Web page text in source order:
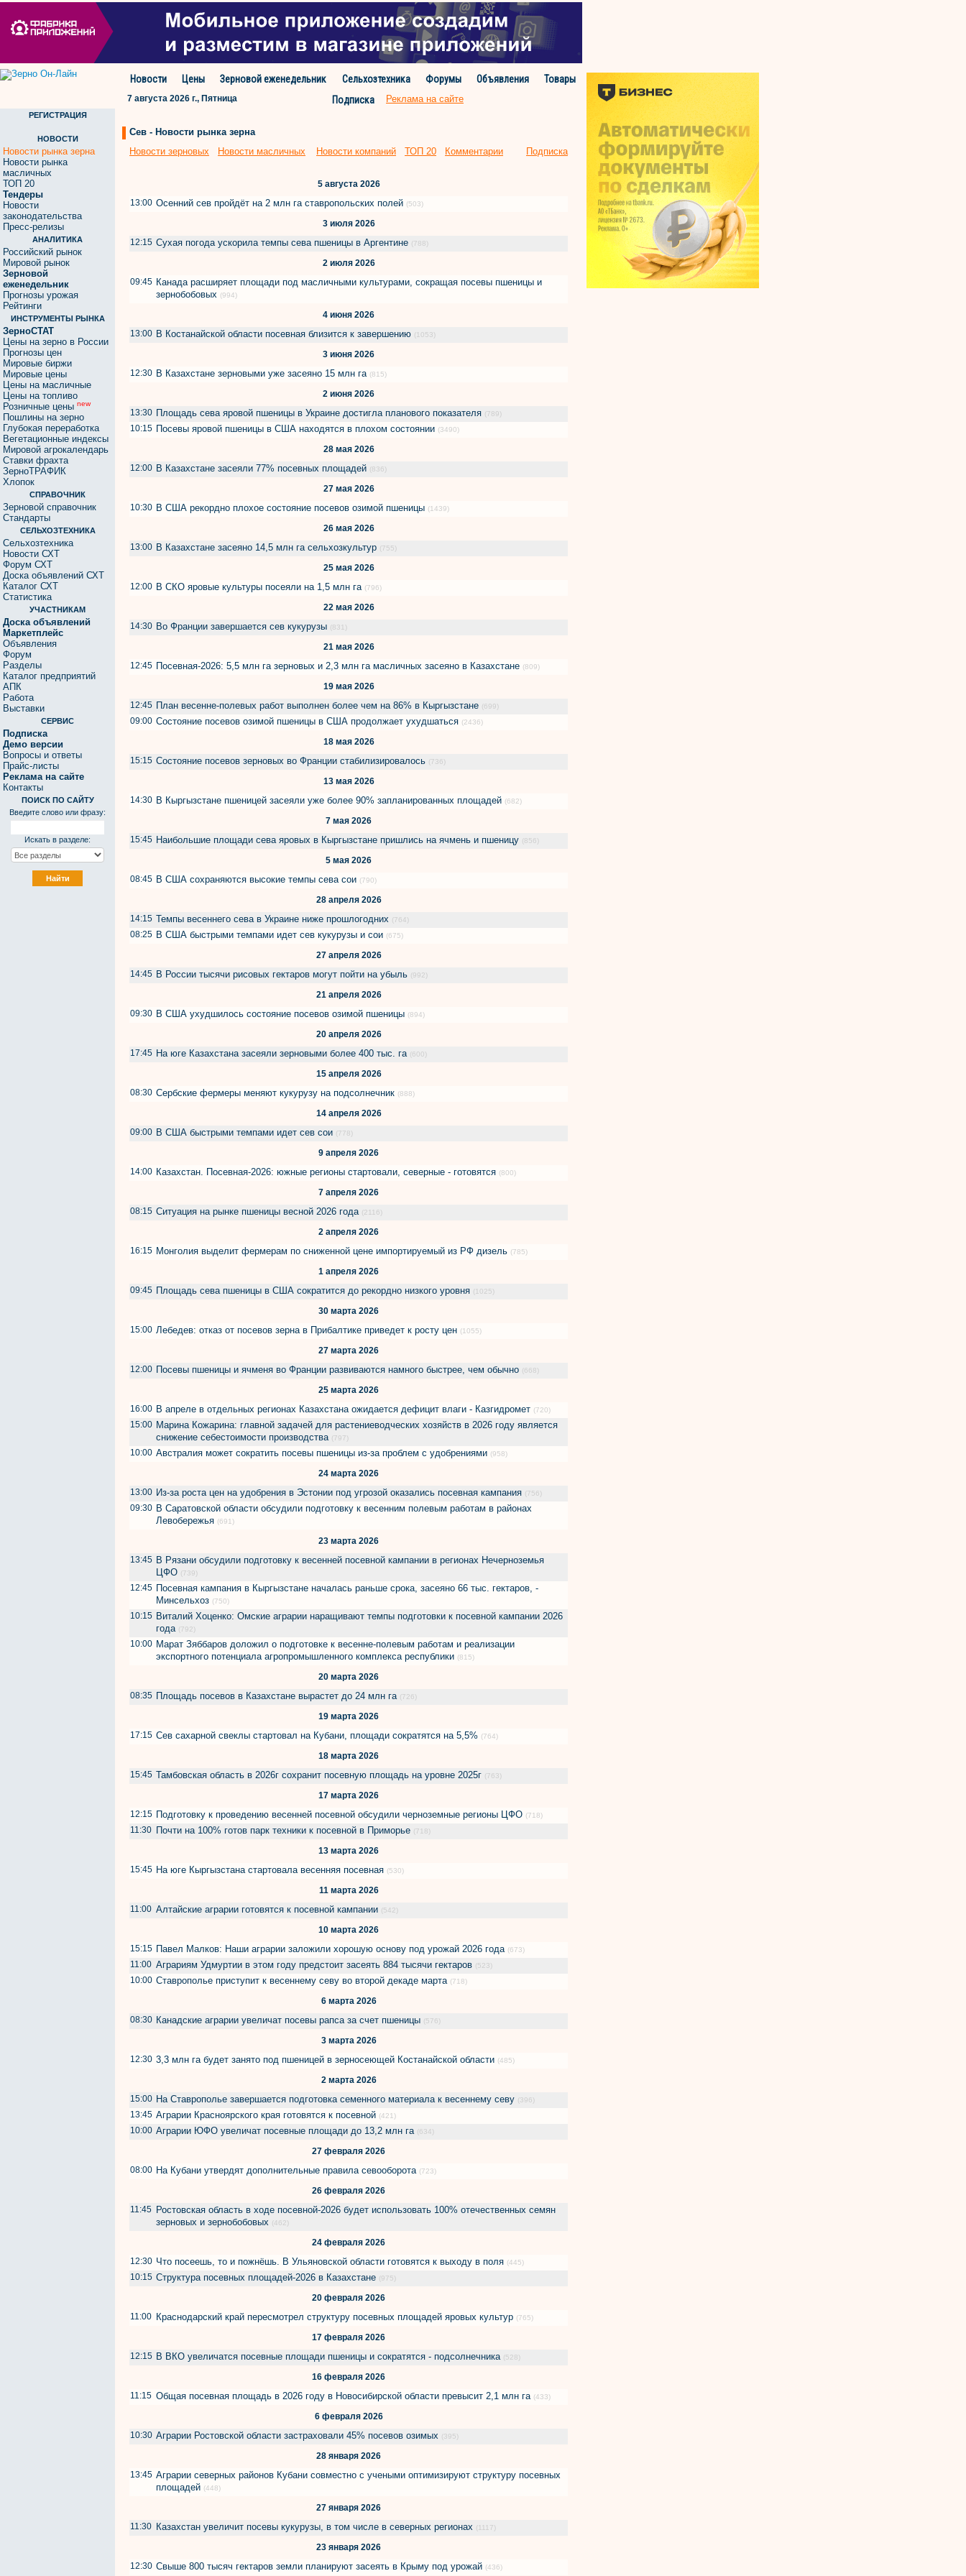
Новости Цены Зерновой еженедельник Сельхозтехника Форумы Объявления
Товары
Подписка
7 августа 2026 г., Пятница Реклама на сайте
РЕГИСТРАЦИЯ
НОВОСТИ
Новости рынка зерна
Новости рынка
масличных
ТОП 20
Тендеры
Новости
законодательства
Пресс-релизы
АНАЛИТИКА
Российский рынок
Мировой рынок
Зерновой
еженедельник
Прогнозы урожая
Рейтинги
ИНСТРУМЕНТЫ РЫНКА
ЗерноСТАТ
Цены на зерно в России
Прогнозы цен
Мировые биржи
Мировые цены
Цены на масличные
Цены на топливо
Розничные цены new
Пошлины на зерно
Глубокая переработка
Вегетационные индексы
Мировой агрокалендарь
Ставки фрахта
ЗерноТРАФИК
Хлопок
СПРАВОЧНИК
Зерновой справочник
Стандарты
СЕЛЬХОЗТЕХНИКА
Сельхозтехника
Новости СХТ
Форум СХТ
Доска объявлений СХТ
Каталог СХТ
Статистика
УЧАСТНИКАМ
Доска объявлений
Маркетплейс
Объявления
Форум
Разделы
Каталог предприятий
АПК
Работа
Выставки
СЕРВИС
Подписка
Демо версии
Вопросы и ответы
Прайс-листы
Реклама на сайте
Контакты
ПОИСК ПО САЙТУ
Введите слово или фразу:
Искать в разделе:
Сев - Новости рынка зерна
Новости зерновых
Новости масличных Новости компаний ТОП 20 Комментарии Подписка
5 августа 2026
13:00 Осенний сев пройдёт на 2 млн га ставропольских полей (503)
3 июля 2026
12:15 Сухая погода ускорила темпы сева пшеницы в Аргентине (788)
2 июля 2026
09:45 Канада расширяет площади под масличными культурами, сокращая посевы пшеницы и
зернобобовых (994)
4 июня 2026
13:00 В Костанайской области посевная близится к завершению (1053)
3 июня 2026
12:30 В Казахстане зерновыми уже засеяно 15 млн га (815)
2 июня 2026
13:30 Площадь сева яровой пшеницы в Украине достигла планового показателя (789)
10:15 Посевы яровой пшеницы в США находятся в плохом состоянии (3490)
28 мая 2026
12:00 В Казахстане засеяли 77% посевных площадей (836)
27 мая 2026
10:30 В США рекордно плохое состояние посевов озимой пшеницы (1439)
26 мая 2026
13:00 В Казахстане засеяно 14,5 млн га сельхозкультур (755)
25 мая 2026
12:00 В СКО яровые культуры посеяли на 1,5 млн га (796)
22 мая 2026
14:30 Во Франции завершается сев кукурузы (831)
21 мая 2026
12:45 Посевная-2026: 5,5 млн га зерновых и 2,3 млн га масличных засеяно в Казахстане (809)
19 мая 2026
12:45 План весенне-полевых работ выполнен более чем на 86% в Кыргызстане (699)
09:00 Состояние посевов озимой пшеницы в США продолжает ухудшаться (2436)
18 мая 2026
15:15 Состояние посевов зерновых во Франции стабилизировалось (736)
13 мая 2026
14:30 В Кыргызстане пшеницей засеяли уже более 90% запланированных площадей (682)
7 мая 2026
15:45 Наибольшие площади сева яровых в Кыргызстане пришлись на ячмень и пшеницу (856)
5 мая 2026
08:45 В США сохраняются высокие темпы сева сои (790)
28 апреля 2026
14:15 Темпы весеннего сева в Украине ниже прошлогодних (764)
08:25 В США быстрыми темпами идет сев кукурузы и сои (675)
27 апреля 2026
14:45 В России тысячи рисовых гектаров могут пойти на убыль (992)
21 апреля 2026
09:30 В США ухудшилось состояние посевов озимой пшеницы (894)
20 апреля 2026
17:45 На юге Казахстана засеяли зерновыми более 400 тыс. га (600)
15 апреля 2026
08:30 Сербские фермеры меняют кукурузу на подсолнечник (888)
14 апреля 2026
09:00 В США быстрыми темпами идет сев сои (778)
9 апреля 2026
14:00 Казахстан. Посевная-2026: южные регионы стартовали, северные - готовятся (800)
7 апреля 2026
08:15 Ситуация на рынке пшеницы весной 2026 года (2116)
2 апреля 2026
16:15 Монголия выделит фермерам по сниженной цене импортируемый из РФ дизель (785)
1 апреля 2026
09:45 Площадь сева пшеницы в США сократится до рекордно низкого уровня (1025)
30 марта 2026
15:00 Лебедев: отказ от посевов зерна в Прибалтике приведет к росту цен (1055)
27 марта 2026
12:00 Посевы пшеницы и ячменя во Франции развиваются намного быстрее, чем обычно (668)
25 марта 2026
16:00 В апреле в отдельных регионах Казахстана ожидается дефицит влаги - Казгидромет (720)
15:00 Марина Кожарина: главной задачей для растениеводческих хозяйств в 2026 году является
снижение себестоимости производства (797)
10:00 Австралия может сократить посевы пшеницы из-за проблем с удобрениями (958)
24 марта 2026
13:00 Из-за роста цен на удобрения в Эстонии под угрозой оказались посевная кампания (756)
09:30 В Саратовской области обсудили подготовку к весенним полевым работам в районах
Левобережья (691)
23 марта 2026
13:45 В Рязани обсудили подготовку к весенней посевной кампании в регионах Нечерноземья
ЦФО (739)
12:45 Посевная кампания в Кыргызстане началась раньше срока, засеяно 66 тыс. гектаров, -
Минсельхоз (750)
10:15 Виталий Хоценко: Омские аграрии наращивают темпы подготовки к посевной кампании 2026
года (792)
10:00 Марат Зяббаров доложил о подготовке к весенне-полевым работам и реализации
экспортного потенциала агропромышленного комплекса республики (815)
20 марта 2026
08:35 Площадь посевов в Казахстане вырастет до 24 млн га (726)
19 марта 2026
17:15 Сев сахарной свеклы стартовал на Кубани, площади сократятся на 5,5% (764)
18 марта 2026
15:45 Тамбовская область в 2026г сохранит посевную площадь на уровне 2025г (763)
17 марта 2026
12:15 Подготовку к проведению весенней посевной обсудили черноземные регионы ЦФО (718)
11:30 Почти на 100% готов парк техники к посевной в Приморье (718)
13 марта 2026
15:45 На юге Кыргызстана стартовала весенняя посевная (530)
11 марта 2026
11:00 Алтайские аграрии готовятся к посевной кампании (542)
10 марта 2026
15:15 Павел Малков: Наши аграрии заложили хорошую основу под урожай 2026 года (673)
11:00 Аграриям Удмуртии в этом году предстоит засеять 884 тысячи гектаров (523)
10:00 Ставрополье приступит к весеннему севу во второй декаде марта (718)
6 марта 2026
08:30 Канадские аграрии увеличат посевы рапса за счет пшеницы (576)
3 марта 2026
12:30 3,3 млн га будет занято под пшеницей в зерносеющей Костанайской области (485)
2 марта 2026
15:00 На Ставрополье завершается подготовка семенного материала к весеннему севу (396)
13:45 Аграрии Красноярского края готовятся к посевной (421)
10:00 Аграрии ЮФО увеличат посевные площади до 13,2 млн га (634)
27 февраля 2026
08:00 На Кубани утвердят дополнительные правила севооборота (723)
26 февраля 2026
11:45 Ростовская область в ходе посевной-2026 будет использовать 100% отечественных семян
зерновых и зернобобовых (462)
24 февраля 2026
12:30 Что посеешь, то и пожнёшь. В Ульяновской области готовятся к выходу в поля (445)
10:15 Структура посевных площадей-2026 в Казахстане (975)
20 февраля 2026
11:00 Краснодарский край пересмотрел структуру посевных площадей яровых культур (765)
17 февраля 2026
12:15 В ВКО увеличатся посевные площади пшеницы и сократятся - подсолнечника (528)
16 февраля 2026
11:15 Общая посевная площадь в 2026 году в Новосибирской области превысит 2,1 млн га (433)
6 февраля 2026
10:30 Аграрии Ростовской области застраховали 45% посевов озимых (395)
28 января 2026
13:45 Аграрии северных районов Кубани совместно с учеными оптимизируют структуру посевных
площадей (448)
27 января 2026
11:30 Казахстан увеличит посевы кукурузы, в том числе в северных регионах (1117)
23 января 2026
12:30 Свыше 800 тысяч гектаров земли планируют засеять в Крыму под урожай (436)